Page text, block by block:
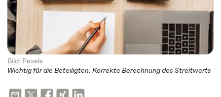
Bild: Pexels
Wichtig für die Beteiligten: Korrekte Berechnung des Streitwerts